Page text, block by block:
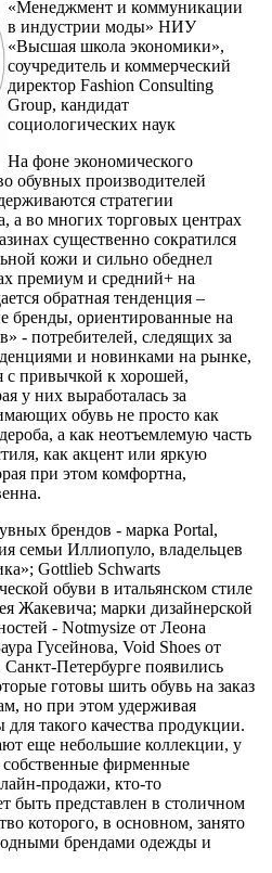
«Менеджмент и коммуникации
в индустрии моды» НИУ
«Высшая школа экономики»,
соучредитель и коммерческий
директор Fashion Consulting
Group, кандидат
социологических наук
На фоне экономического
обувных производителей
стратегии
а во многих торговых центрах
существенно сократился
кожи и сильно обеднел
премиум и средний+ на
обратная тенденция –
бренды, ориентированные на
- потребителей, следящих за
и новинками на рынке,
с привычкой к хорошей,
у них выработалась за
обувь не просто как
а как неотъемлемую часть
как акцент или яркую
при этом комфортна,
брендов - марка Portal,
семьи Иллиопуло, владельцев
Gottlieb Schwarts
обуви в итальянском стиле
Жакевича; марки дизайнерской
- Notmysize от Леона
Гусейнова, Void Shoes от
Петербурге появились
готовы шить обувь на заказ
но при этом удерживая
такого качества продукции.
еще небольшие коллекции, у
собственные фирменные
продажи, кто-то
быть представлен в столичном
которого, в основном, занято
брендами одежды и